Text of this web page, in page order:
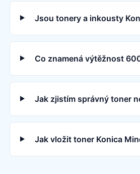
Jsou tonery a inkousty
Co znamená výtěžnost
Jak zjistím správný toner
Jak vložit toner Konica